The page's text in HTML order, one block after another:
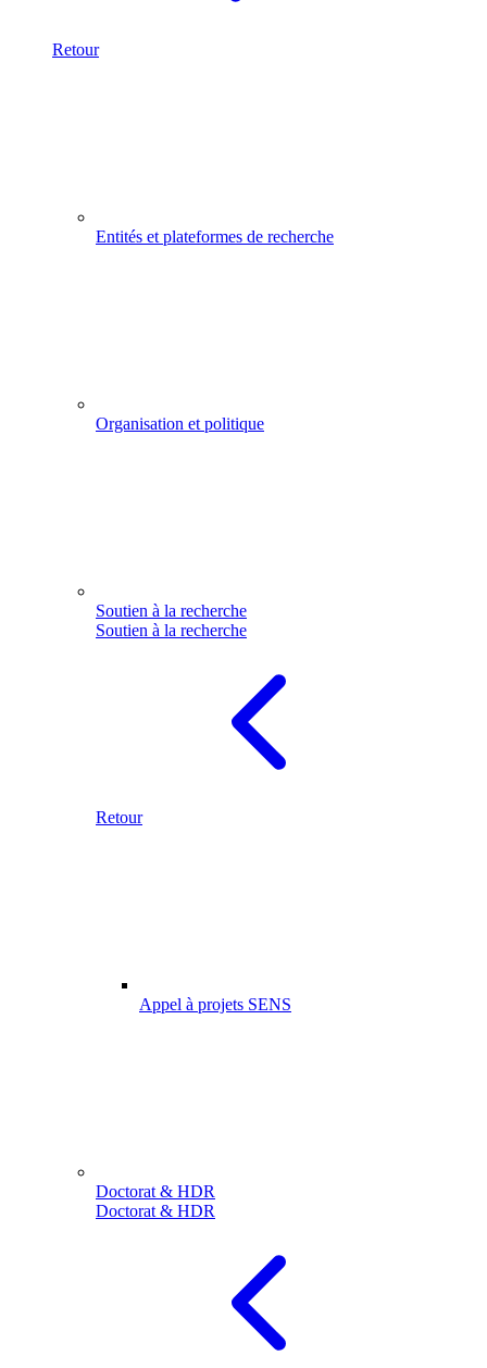
Retour
Entités et plateformes de recherche
Organisation et politique
Soutien à la recherche
Soutien à la recherche
Retour
Appel à projets SENS
Doctorat & HDR
Doctorat & HDR